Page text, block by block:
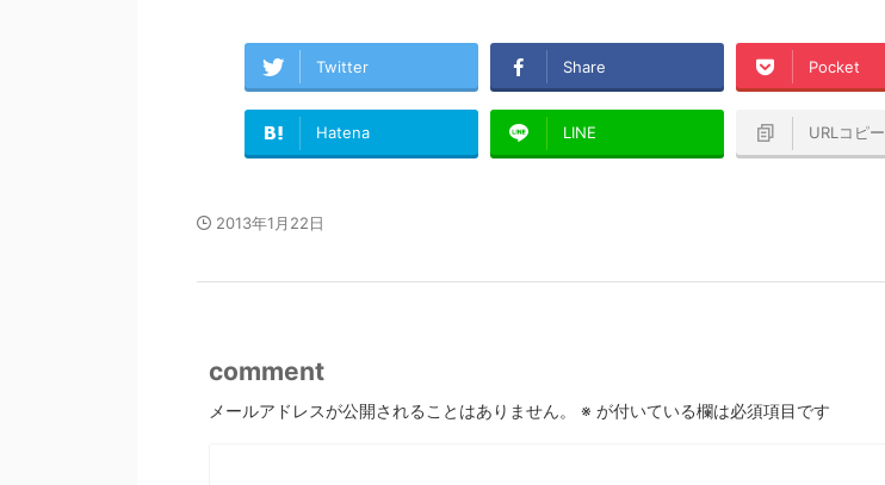
Twitter Share Pocket
Hatena LINE URLコピー
2013年1月22日
comment
メールアドレスが公開されることはありません。 ※ が付いている欄は必須項目です